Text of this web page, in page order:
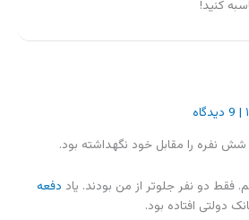
کنید!
| 9 دیدگاه
نفره را مقابل خود نگهداشته بود.
فقط دو نفر جلوتر از من بودند. یاد دفعه
دولتی افتاده بود.